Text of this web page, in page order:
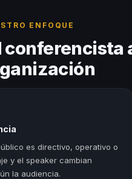
ENFOQUE
es directivo, operativo o
y el speaker cambian
la audiencia.